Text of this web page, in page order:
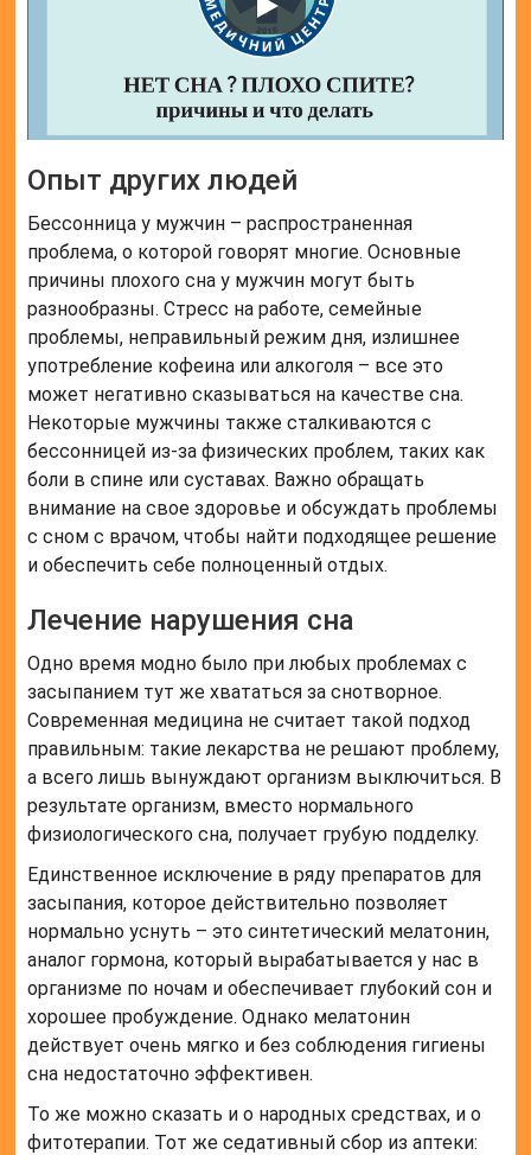
Опыт других людей
Бессонница у мужчин – распространенная
проблема, о которой говорят многие. Основные
причины плохого сна у мужчин могут быть
разнообразны. Стресс на работе, семейные
проблемы, неправильный режим дня, излишнее
употребление кофеина или алкоголя – все это
может негативно сказываться на качестве сна.
Некоторые мужчины также сталкиваются с
бессонницей из-за физических проблем, таких как
боли в спине или суставах. Важно обращать
внимание на свое здоровье и обсуждать проблемы
с сном с врачом, чтобы найти подходящее решение
и обеспечить себе полноценный отдых.
Лечение нарушения сна
Одно время модно было при любых проблемах с
засыпанием тут же хвататься за снотворное.
Современная медицина не считает такой подход
правильным: такие лекарства не решают проблему,
а всего лишь вынуждают организм выключиться. В
результате организм, вместо нормального
физиологического сна, получает грубую подделку.
Единственное исключение в ряду препаратов для
засыпания, которое действительно позволяет
нормально уснуть – это синтетический мелатонин,
аналог гормона, который вырабатывается у нас в
организме по ночам и обеспечивает глубокий сон и
хорошее пробуждение. Однако мелатонин
действует очень мягко и без соблюдения гигиены
сна недостаточно эффективен.
То же можно сказать и о народных средствах, и о
фитотерапии. Тот же седативный сбор из аптеки: